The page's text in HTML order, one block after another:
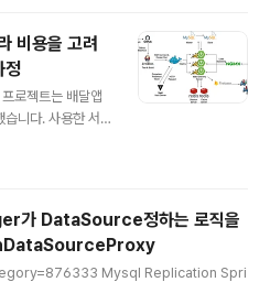
스크린샷은 최종
성능테스트 결과
8vCPU RAM 8G
였습니다. - 배달
조회 기능은 음식
용해 음식점 조회
비용을 고려
정
로젝트는 배달앱
니다. 사용한 서
(세션,캐시) - Ngi
프로젝트 서버 구
IP로 Http 요
Proxy 기능을 통
다. - WAS서버는
DataSource정하는 로직을
Mysql Replication Spri